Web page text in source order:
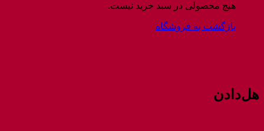
هیچ محصولی در سبد خرید نیست.
بازگشت به فروشگاه
هل‌دادن